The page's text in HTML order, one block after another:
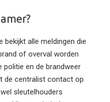
bekijkt alle meldingen die
of overval worden
politie en de brandweer
de centralist contact op
sleutelhouders